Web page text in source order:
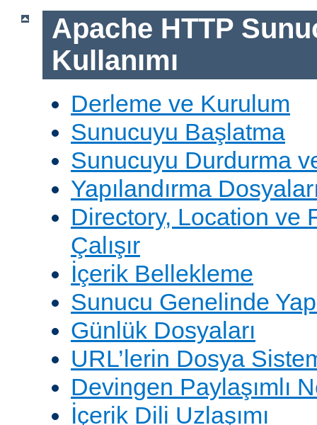
Apache HTTP
Kullanımı
Derleme ve Kurulum
Sunucuyu Başlatma
Sunucuyu Durdurma
Yapılandırma
Directory, Location ve
Çalışır
İçerik Bellekleme
Sunucu Genelinde
Günlük Dosyaları
URL’lerin Dosya
Devingen Paylaşımlı
İçerik Dili Uzlaşımı